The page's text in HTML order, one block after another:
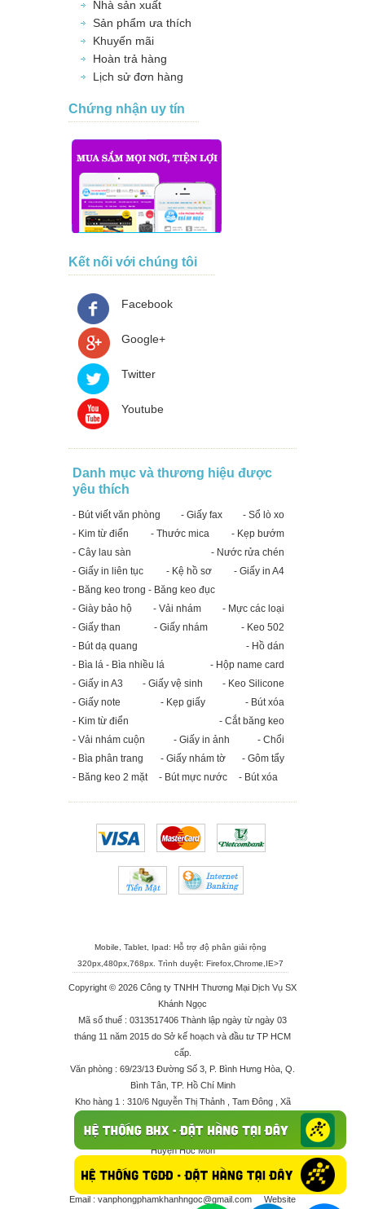
Nhà sản xuất
Sản phẩm ưa thích
Khuyến mãi
Hoàn trả hàng
Lịch sử đơn hàng
Chứng nhận uy tín
Kết nối với chúng tôi
Facebook
Google+
Twitter
Youtube
Danh mục và thương hiệu được
yêu thích
- Bút viết văn phòng - Giấy fax
- Sổ lò xo
- Kim từ điển
- Thước mica
- Kẹp bướm
- Cây lau sàn
- Nước rửa chén
- Giấy in liên tục
- Kệ hồ sơ
- Giấy in A4
- Băng keo trong - Băng keo đục
- Giày bảo hộ
- Vải nhám
- Mực các loại
- Giấy than
- Giấy nhám
- Keo 502
- Bút dạ quang
- Hồ dán
- Bìa lá - Bìa nhiều lá
- Hộp name card
- Giấy in A3
- Giấy vệ sinh
- Keo Silicone
- Giấy note
- Kẹp giấy
- Bút xóa
- Kim từ điển
- Cắt băng keo
- Vải nhám cuộn
- Giấy in ảnh
- Chổi
- Bìa phân trang
- Giấy nhám tờ
- Gôm tẩy
- Băng keo 2 mặt
- Bút mực nước - Bút xóa
Mobile, Tablet, Ipad: Hỗ trợ độ phân giải rộng
320px,480px,768px. Trình duyệt: Firefox,Chrome,IE>7
Copyright © 2026 Công ty TNHH Thương Mại Dịch Vụ SX
Khánh Ngọc
Mã số thuế : 0313517406 Thành lập ngày từ ngày 03
tháng 11 năm 2015 do Sở kế hoạch và đầu tư TP HCM
cấp.
Văn phòng : 69/23/13 Đường Số 3, P. Bình Hưng Hòa, Q.
Bình Tân, TP. Hồ Chí Minh
Kho hàng 1 : 310/6 Nguyễn Thị Thảnh , Tam Đông , Xã
Kho hàng 2 : 68/2X Ấp Đông 1 , Xã Thới Tam Thôn ,
Huyện Hóc Môn
Điện thoại : 028 625 66506 - 0909 682 189 - 082 7158
413 - 096 298 10 17 - 0961 208 617
Email : vanphongphamkhanhngoc@gmail.com Website